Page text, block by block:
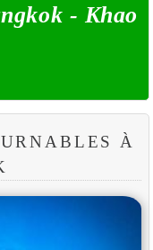
- Khao
À